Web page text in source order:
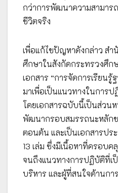
กว่าการพัฒนาความสามาร
ชีวิตจริง
เพื่อแก้ไขปัญหาดังกล่าว สำ
ศึกษาในสังกัดกระทรวงศึก
เอกสาร “การจัดการเรียน
มาเพื่อเป็นแนวทางในการป
โดยเอกสารฉบับนี้เป็นส่วน
พัฒนากรอบสมรรถนะหลัก
ตอนต้น และเป็นเอกสารปร
13 เล่ม ซึ่งมีเนื้อหาที่ครอบ
จนถึงแนวทางการปฏิบัติที่เ
บริหาร และผู้ที่สนใจด้านกา